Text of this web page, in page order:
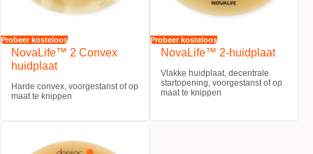
Probeer kosteloos
NovaLife™ 2 Convex
huidplaat
Harde convex, voorgestanst of op
maat te knippen
Probeer kosteloos
NovaLife™ 2-huidplaat
Vlakke huidplaat, decentrale
startopening, voorgestanst of op
maat te knippen